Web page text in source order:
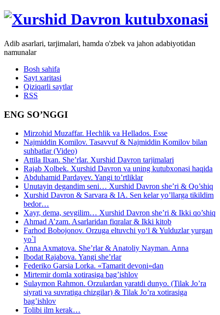
Adib asarlari, tarjimalari, hamda o'zbek va jahon adabiyotidan
namunalar
Bosh sahifa
Sayt xaritasi
Qiziqarli saytlar
RSS
ENG SO’NGGI
Mirzohid Muzaffar. Hechlik va Hellados. Esse
Najmiddin Komilov. Tasavvuf & Najmiddin Komilov bilan
suhbatlar (Video)
Attila Ilxan. She’rlar. Xurshid Davron tarjimalari
Rajab Xolbek. Xurshid Davron va uning kutubxonasi haqida
Abduhamid Pardayev. Yangi to’rtliklar
Unutayin degandim seni… Xurshid Davron she’ri & Qo’shiq
Xurshid Davron & Sarvara & IA. Sen kelar yo’llarga tikildim
bedor…
Xayr, dema, sevgilim… Xurshid Davron she’ri & Ikki qo’shiq
Ahmad A’zam. Asarlaridan fiqralar & Ikki kitob
Farhod Bobojonov. Orzuga eltuvchi yo‘l & Yulduzlar yurgan
yo`l
Anna Axmatova. She’rlar & Anatoliy Nayman. Anna
Ibodat Rajabova. Yangi she’rlar
Federiko Garsia Lorka. «Tamarit devoni»dan
Mirtemir domla xotirasiga bag’ishlov
Sulaymon Rahmon. Orzulardan yaratdi dunyo. (Tilak Jo’ra
siyrati va suvratiga chizgilar) & Tilak Jo’ra xotirasiga
bag’ishlov
Tolibi ilm kerak…